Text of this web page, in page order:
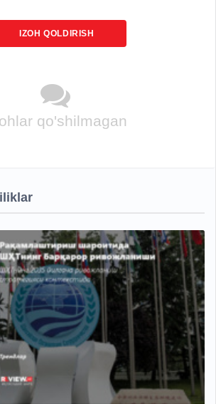
IZOH QOLDIRISH
qo'shilmagan